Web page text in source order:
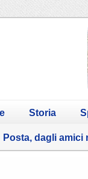
Storia
Posta, dagli amici